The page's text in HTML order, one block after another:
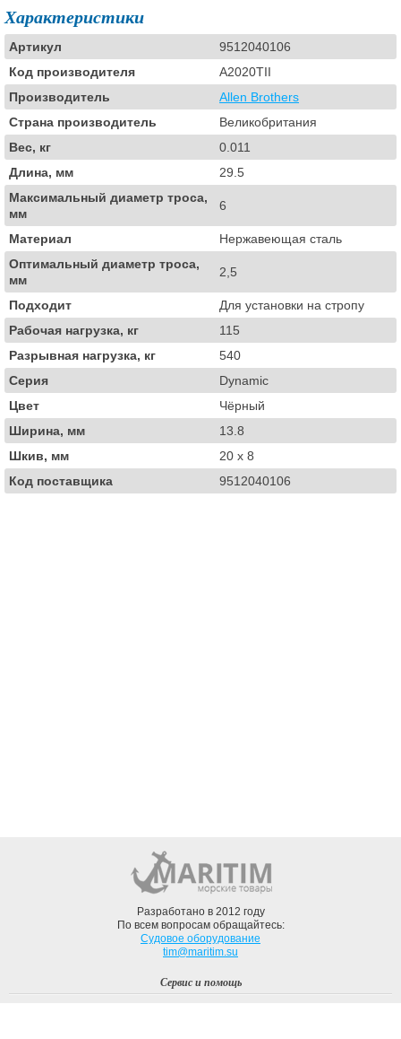
Характеристики
Артикул
9512040106
Код производителя
A2020TII
Производитель
Allen Brothers
Страна производитель
Великобритания
Вес, кг
0.011
Длина, мм
29.5
Максимальный диаметр троса,
мм
6
Материал
Нержавеющая сталь
Оптимальный диаметр троса,
мм
2,5
Подходит
Для установки на стропу
Рабочая нагрузка, кг
115
Разрывная нагрузка, кг
540
Серия
Dynamic
Цвет
Чёрный
Ширина, мм
13.8
Шкив, мм
20 x 8
Код поставщика
9512040106
Разработано в 2012 году
По всем вопросам обращайтесь:
Судовое оборудование
tim@maritim.su
Сервис и помощь